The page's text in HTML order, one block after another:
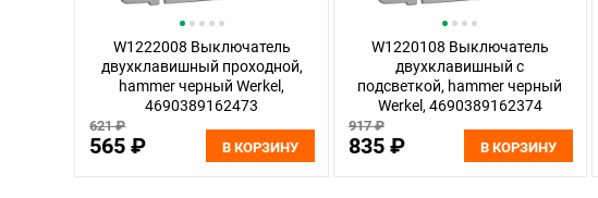
W1222008 Выключатель
двухклавишный проходной,
hammer черный Werkel,
4690389162473
621 ₽
565 ₽ В КОРЗИНУ
W1220108 Выключатель
двухклавишный с
подсветкой, hammer черный
Werkel, 4690389162374
917 ₽
835 ₽ В КОРЗИНУ